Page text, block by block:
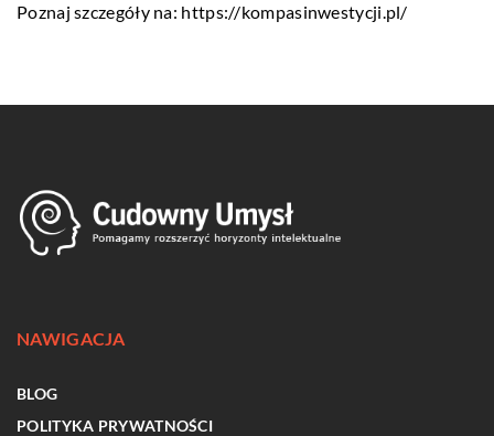
Poznaj szczegóły na: https://kompasinwestycji.pl/
NAWIGACJA
BLOG
POLITYKA PRYWATNOŚCI